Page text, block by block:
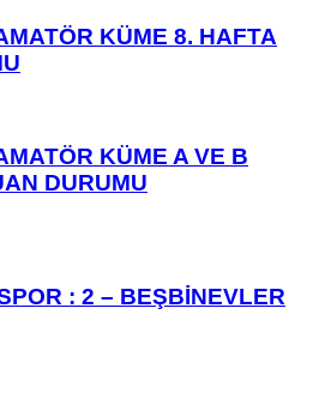
KÜME 8. HAFTA
KÜME A VE B
DURUMU
: 2 – BEŞBİNEVLER